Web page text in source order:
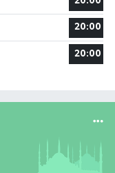
20:00
20:00